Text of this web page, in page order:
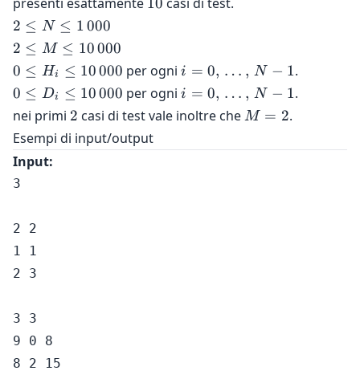
10
2 \le
N \le
1\,000
2 ≤ N ≤ 1 000
2 \le M
\le
10\,000
2 ≤ M ≤ 10000
0 \le
H_i \le
10\,000
0 ≤ Hi ≤ 10000 per ognii = 0,
\,
\dots,
\, N-1
i = 0, … , N − 1.
0 \le
D_i \le
10\,000
0 ≤ Di ≤ 10000 per ognii = 0,
\,
\, N-1
i = 0, … , N − 1.
nei primi 2
2 casi di test vale inoltre che M
2
M = 2.
Esempi di input/output
Input:
3
2 2
1 1
2 3
3 3
9 0 8
8 2 15